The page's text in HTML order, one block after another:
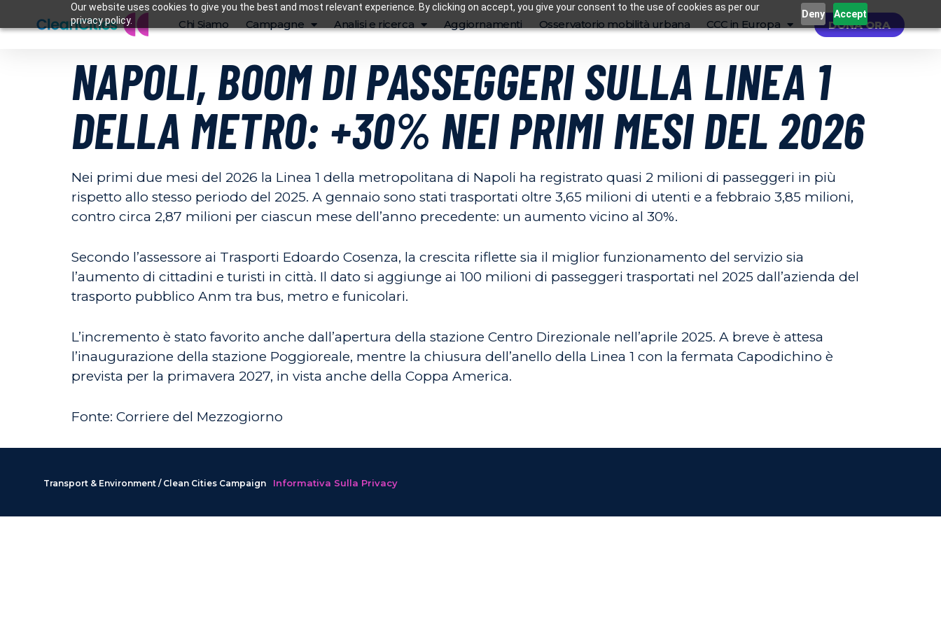
Our website uses cookies to give you the best and most relevant experience. By clicking on accept, you give your consent to the use of cookies as per our
privacy policy.
Deny Accept
Chi Siamo Campagne Analisi e ricerca Aggiornamenti Osservatorio mobilità urbana CCC in Europa DONA ORA
NAPOLI, BOOM DI PASSEGGERI SULLA LINEA 1
DELLA METRO: +30% NEI PRIMI MESI DEL 2026
Nei primi due mesi del 2026 la Linea 1 della metropolitana di Napoli ha registrato quasi 2 milioni di passeggeri in più
rispetto allo stesso periodo del 2025. A gennaio sono stati trasportati oltre 3,65 milioni di utenti e a febbraio 3,85 milioni,
contro circa 2,87 milioni per ciascun mese dell’anno precedente: un aumento vicino al 30%.
Secondo l’assessore ai Trasporti Edoardo Cosenza, la crescita riflette sia il miglior funzionamento del servizio sia
l’aumento di cittadini e turisti in città. Il dato si aggiunge ai 100 milioni di passeggeri trasportati nel 2025 dall’azienda del
trasporto pubblico Anm tra bus, metro e funicolari.
L’incremento è stato favorito anche dall’apertura della stazione Centro Direzionale nell’aprile 2025. A breve è attesa
l’inaugurazione della stazione Poggioreale, mentre la chiusura dell’anello della Linea 1 con la fermata Capodichino è
prevista per la primavera 2027, in vista anche della Coppa America.
Fonte: Corriere del Mezzogiorno
Transport & Environment / Clean Cities Campaign Informativa Sulla Privacy